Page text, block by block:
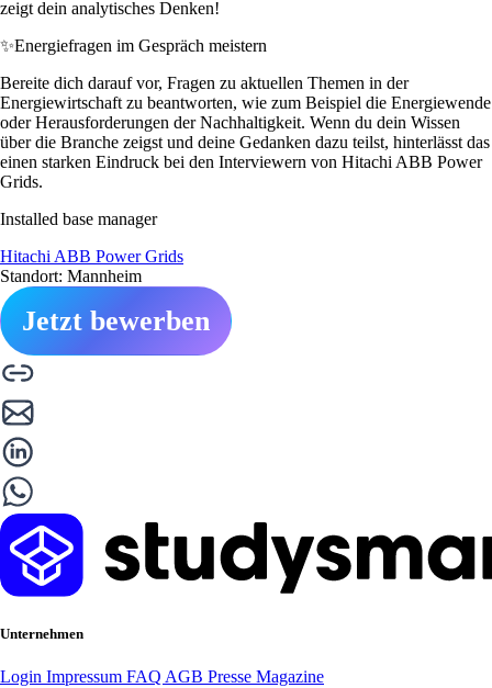
zeigt dein analytisches Denken!
✨Energiefragen im Gespräch meistern
Bereite dich darauf vor, Fragen zu aktuellen Themen in der
Energiewirtschaft zu beantworten, wie zum Beispiel die Energiewende
oder Herausforderungen der Nachhaltigkeit. Wenn du dein Wissen
über die Branche zeigst und deine Gedanken dazu teilst, hinterlässt das
einen starken Eindruck bei den Interviewern von Hitachi ABB Power
Grids.
Installed base manager
Hitachi ABB Power Grids
Standort: Mannheim
Jetzt bewerben
Unternehmen
Login Impressum FAQ AGB Presse Magazine